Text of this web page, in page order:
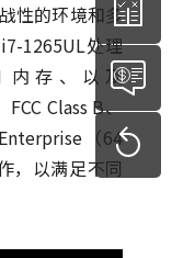
性的环境和多
1265UL处理
内存、以及
Class B、
（64
，以满足不同